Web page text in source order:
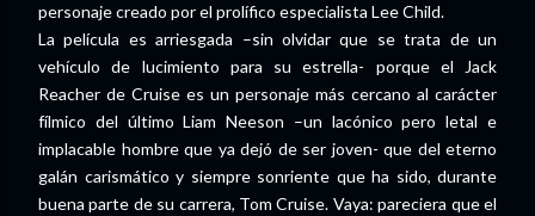
personaje creado por el prolífico especialista Lee Child.
La película es arriesgada –sin olvidar que se trata de un
vehículo de lucimiento para su estrella- porque el Jack
Reacher de Cruise es un personaje más cercano al carácter
fílmico del último Liam Neeson –un lacónico pero letal e
implacable hombre que ya dejó de ser joven- que del eterno
galán carismático y siempre sonriente que ha sido, durante
buena parte de su carrera, Tom Cruise. Vaya: pareciera que el